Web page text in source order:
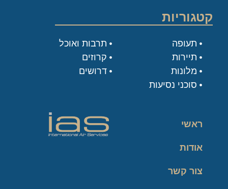
קטגוריות
תעופה
תיירות
מלונות
סוכני נסיעות
תרבות ואוכל
קרוזים
דרושים
ראשי
אודות
צור קשר